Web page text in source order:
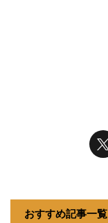
おすすめ記事一覧